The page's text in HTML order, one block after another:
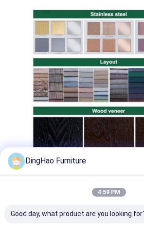
DingHao Furniture
4:59 PM
Good day, what product are you looking